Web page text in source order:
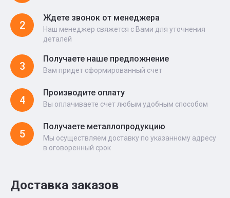
2
Ждете звонок от менеджера
Наш менеджер свяжется с Вами для уточнения
деталей
3
Получаете наше предложнение
Вам придет сформированный счет
4
Производите оплату
Вы оплачиваете счет любым удобным способом
5
Получаете металлопродукцию
Мы осуществляем доставку по указанному адресу
в оговоренный срок
Доставка заказов